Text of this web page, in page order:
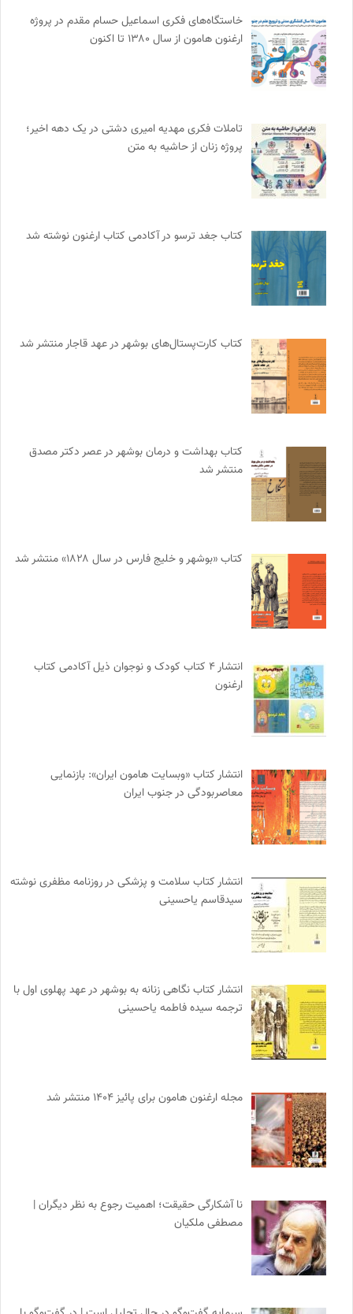
خاستگاه‌های فکری اسماعیل حسام مقدم در پروژه
ارغنون هامون از سال ۱۳۸۰ تا اکنون
تاملات فکری مهدیه امیری دشتی در یک دهه اخیر؛
پروژه زنان از حاشیه به متن
کتاب جغد ترسو در آکادمی کتاب ارغنون نوشته شد
کتاب کارت‌پستال‌های بوشهر در عهد قاجار منتشر شد
کتاب بهداشت و درمان بوشهر در عصر دکتر مصدق
منتشر شد
کتاب «بوشهر و خلیج فارس در سال ۱۸۲۸» منتشر شد
انتشار ۴ کتاب کودک و نوجوان ذیل آکادمی کتاب
ارغنون
انتشار کتاب «وبسایت هامون ایران»: بازنمایی
معاصربودگی در جنوب ایران
انتشار کتاب سلامت و پزشکی در روزنامه مظفری نوشته
سیدقاسم یاحسینی
انتشار کتاب نگاهی زنانه به بوشهر در عهد پهلوی اول با
ترجمه سیده فاطمه یاحسینی
مجله ارغنون هامون برای پائیز ۱۴۰۴ منتشر شد
نا آشکارگی حقیقت؛ اهمیت رجوع به نظر دیگران |
مصطفی ملکیان